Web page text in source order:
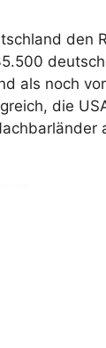
den
als noch
die